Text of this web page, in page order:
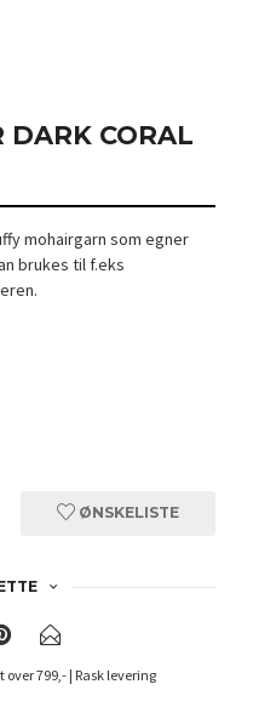
DARK CORAL
mohairgarn som egner
brukes til f.eks
ØNSKELISTE
799,- | Rask levering